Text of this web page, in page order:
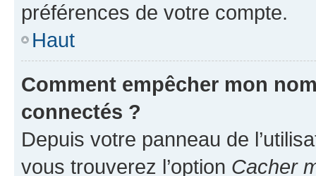
préférences de votre compte.
Haut
Comment empêcher mon
connectés ?
Depuis votre panneau de
vous trouverez l’option Cacher